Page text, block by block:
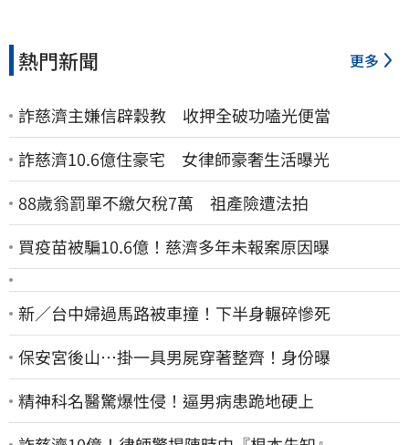
熱門新聞 更多
詐慈濟主嫌信辟穀教 收押全破功嗑光便當
詐慈濟10.6億住豪宅 女律師豪奢生活曝光
88歲翁罰單不繳欠稅7萬 祖產險遭法拍
買疫苗被騙10.6億！慈濟多年未報案原因曝
新／台中婦過馬路被車撞！下半身輾碎慘死
保安宮後山…掛一具男屍穿著整齊！身份曝
精神科名醫驚爆性侵！逼男病患跪地硬上